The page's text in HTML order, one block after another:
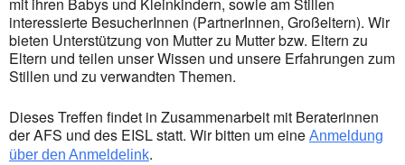
interessierte BesucherInnen (PartnerInnen, Großeltern). Wir
bieten Unterstützung von Mutter zu Mutter bzw. Eltern zu
Eltern und teilen unser Wissen und unsere Erfahrungen zum
Stillen und zu verwandten Themen.
Dieses Treffen findet in Zusammenarbeit mit Beraterinnen
der AFS und des EISL statt. Wir bitten um eine Anmeldung
über den Anmeldelink.